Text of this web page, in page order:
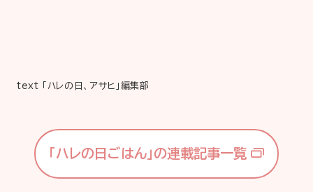
text 「ハレの日、アサヒ」編集部
「ハレの日ごはん」の連載記事一覧